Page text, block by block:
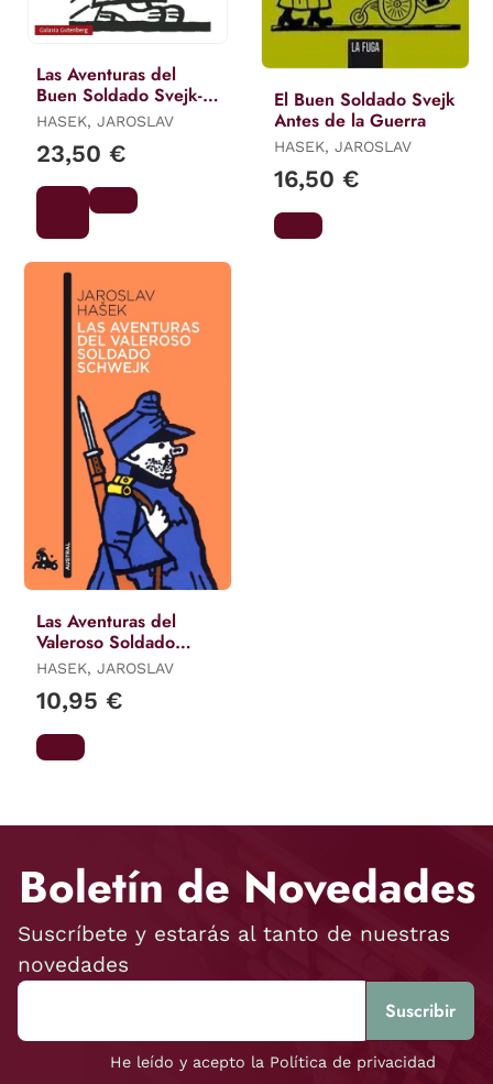
Las Aventuras del
Buen Soldado Svejk-
2020
HASEK, JAROSLAV
23,50 €
El Buen Soldado Svejk
Antes de la Guerra
HASEK, JAROSLAV
16,50 €
Las Aventuras del
Valeroso Soldado
Schwejk
HASEK, JAROSLAV
10,95 €
Boletín de Novedades
Suscríbete y estarás al tanto de nuestras
novedades
He leído y acepto la Política de privacidad